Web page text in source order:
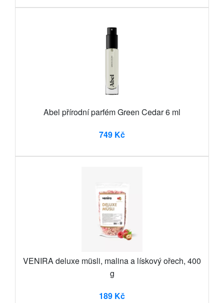
Abel přírodní parfém Green Cedar 6 ml
749 Kč
VENIRA deluxe müsli, malina a lískový ořech, 400
g
189 Kč